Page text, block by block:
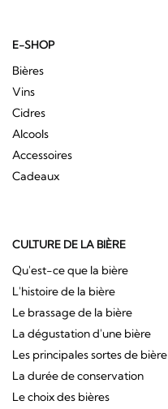
E-SHOP
Bières
Vins
Cidres
Alcools
Accessoires
Cadeaux
CULTURE DE LA BIÈRE
Qu'est-ce que la bière
L'histoire de la bière
Le brassage de la bière
La dégustation d'une bière
Les principales sortes de bière
La durée de conservation
Le choix des bières